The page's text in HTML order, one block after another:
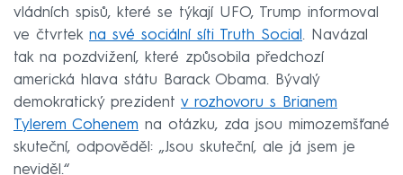
vládních spisů, které se týkají UFO, Trump informoval
ve čtvrtek na své sociální síti Truth Social . Navázal
tak na pozdvižení, které způsobila předchozí
americká hlava státu Barack Obama. Bývalý
demokratický prezident v rozhovoru s Brianem
Tylerem Cohenem na otázku, zda jsou mimozemšťané
skuteční, odpověděl: „Jsou skuteční, ale já jsem je
neviděl.“